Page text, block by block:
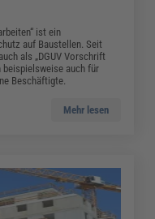
ist ein
auf Baustellen. Seit
als „DGUV Vorschrift
beispielsweise auch für
Beschäftigte.
Mehr lesen